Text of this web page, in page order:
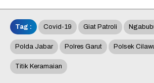
Tag : Covid-19 Giat Patroli
Polda Jabar Polres Garut Polsek
Titik Keramaian